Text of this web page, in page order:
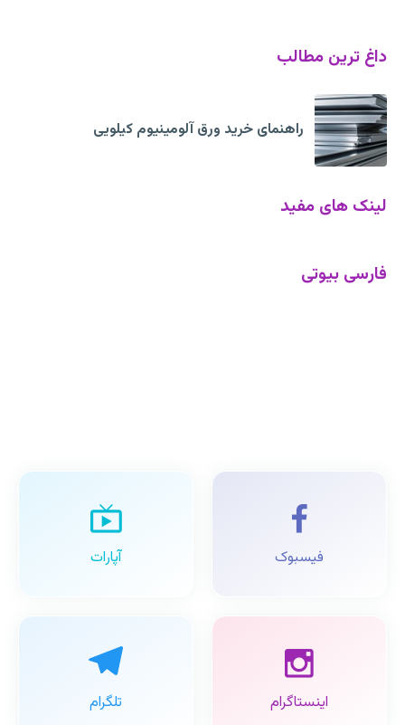
داغ ترین مطالب
راهنمای خرید ورق آلومینیوم کیلویی
لینک های مفید
فارسی بیوتی
فیسبوک آپارات
اینستاگرام تلگرام